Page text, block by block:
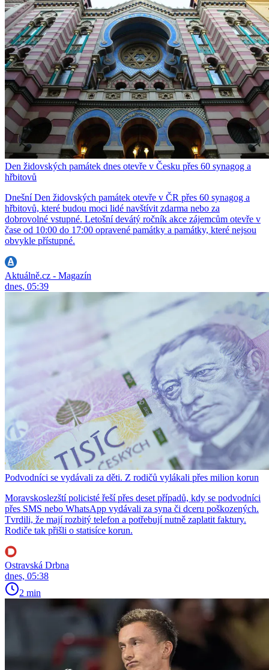
Den židovských památek dnes otevře v Česku přes 60 synagog a
hřbitovů
Dnešní Den židovských památek otevře v ČR přes 60 synagog a
hřbitovů, které budou moci lidé navštívit zdarma nebo za
dobrovolné vstupné. Letošní devátý ročník akce zájemcům otevře v
čase od 10:00 do 17:00 opravené památky a památky, které nejsou
obvykle přístupné.
Aktuálně.cz - Magazín
dnes, 05:39
Podvodníci se vydávali za děti. Z rodičů vylákali přes milion korun
Moravskoslezští policisté řeší přes deset případů, kdy se podvodníci
přes SMS nebo WhatsApp vydávali za syna či dceru poškozených.
Tvrdili, že mají rozbitý telefon a potřebují nutně zaplatit faktury.
Rodiče tak přišli o statisíce korun.
Ostravská Drbna
dnes, 05:38
2 min